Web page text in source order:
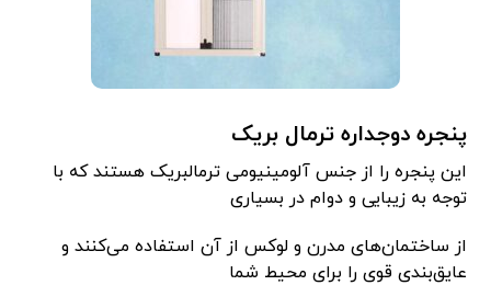
پنجره دوجداره ترمال بریک
این پنجره را از جنس آلومینیومی ترمالبریک هستند که با
توجه به زیبایی و دوام در بسیاری
از ساختمان‌های مدرن و لوکس از آن استفاده می‌کنند و
عایق‌بندی قوی را برای محیط شما